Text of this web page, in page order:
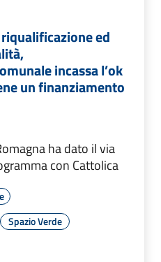
ed
incassa l’ok
un finanziamento
ha dato il via
con Cattolica
Spazio Verde